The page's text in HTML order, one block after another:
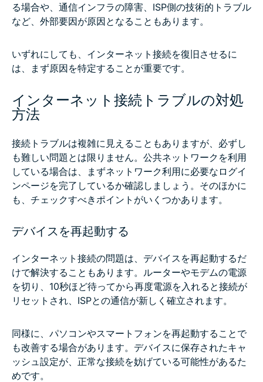
る場合や、通信インフラの障害、ISP側の技術的トラブル
など、外部要因が原因となることもあります。
いずれにしても、インターネット接続を復旧させるに
は、まず原因を特定することが重要です。
インターネット接続トラブルの対処
方法
接続トラブルは複雑に見えることもありますが、必ずし
も難しい問題とは限りません。公共ネットワークを利用
している場合は、まずネットワーク利用に必要なログイ
ンページを完了しているか確認しましょう。そのほかに
も、チェックすべきポイントがいくつかあります。
デバイスを再起動する
インターネット接続の問題は、デバイスを再起動するだ
けで解決することもあります。ルーターやモデムの電源
を切り、10秒ほど待ってから再度電源を入れると接続が
リセットされ、ISPとの通信が新しく確立されます。
同様に、パソコンやスマートフォンを再起動することで
も改善する場合があります。デバイスに保存されたキャ
ッシュ設定が、正常な接続を妨げている可能性があるた
めです。